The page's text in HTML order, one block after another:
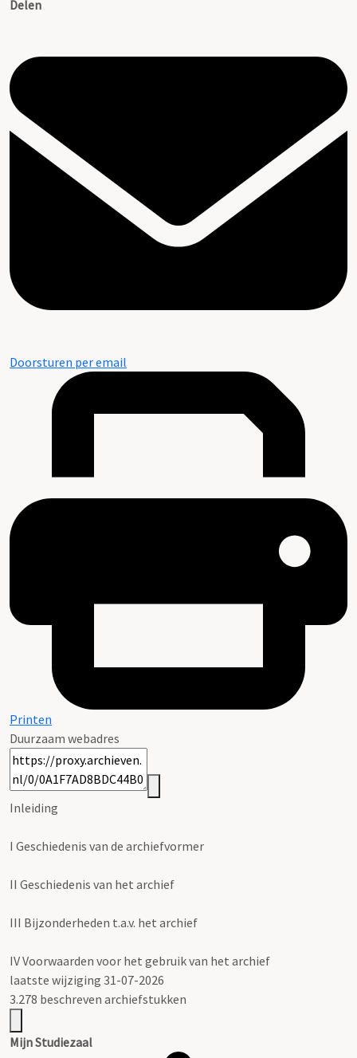
Delen
Doorsturen per email
Printen
Duurzaam webadres
Inleiding
I Geschiedenis van de archiefvormer
II Geschiedenis van het archief
III Bijzonderheden t.a.v. het archief
IVVoorwaarden voor het gebruik van het archief
laatste wijziging 31-07-2026
3.278 beschreven archiefstukken
Mijn Studiezaal